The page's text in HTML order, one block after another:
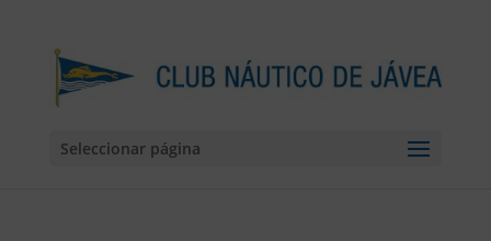
Seleccionar página